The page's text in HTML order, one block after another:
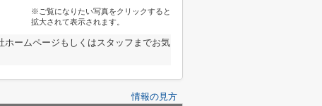
※ご覧になりたい写真をクリックすると
拡大されて表示されます。
ホームページもしくはスタッフまでお気
情報の見方